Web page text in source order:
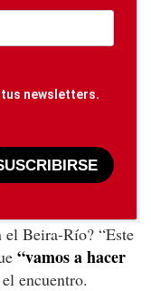
newsletters.
Beira-Río? “Este
“vamos a hacer
encuentro.